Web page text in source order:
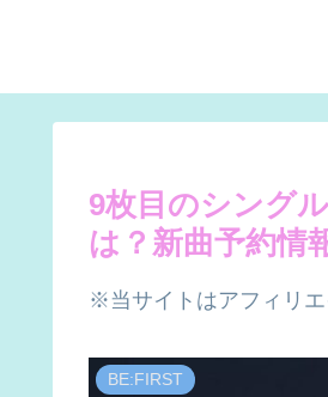
9枚目のシング
は？新曲予約情
※当サイトはアフィリエ
BE:FIRST